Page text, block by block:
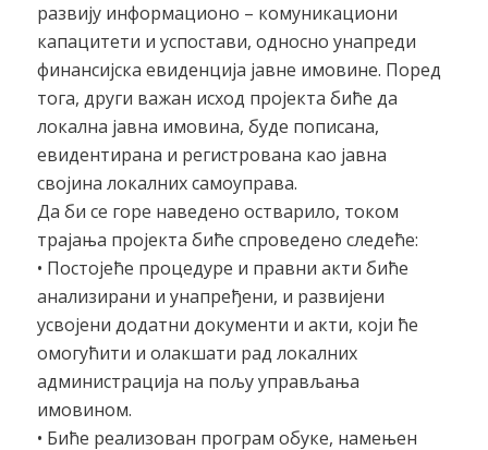
развију информационо – комуникациони
капацитети и успостави, односно унапреди
финансијска евиденција јавне имовине. Поред
тога, други важан исход пројекта биће да
локална јавна имовина, буде пописана,
евидентирана и регистрована као јавна
својина локалних самоуправа.
Да би се горе наведено остварило, током
трајања пројекта биће спроведено следеће:
• Постојеће процедуре и правни акти биће
анализирани и унапређени, и развијени
усвојени додатни документи и акти, који ће
омогућити и олакшати рад локалних
администрација на пољу управљања
имовином.
• Биће реализован програм обуке, намењен